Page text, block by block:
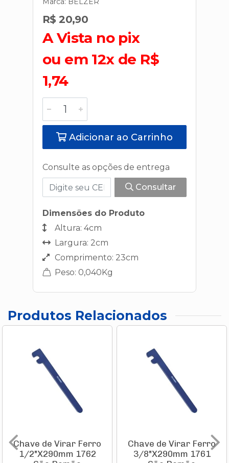
R$ 20,90
A Vista no pix
ou em 12x de R$
1,74
Adicionar ao Carrinho
Consulte as opções de entrega
Consultar
Dimensões do Produto
Altura: 4cm
Largura: 2cm
Comprimento: 23cm
Peso: 0,040Kg
Produtos Relacionados
Chave de Virar Ferro
1/2"X290mm 1762
Chave de Virar Ferro
3/8"X290mm 1761